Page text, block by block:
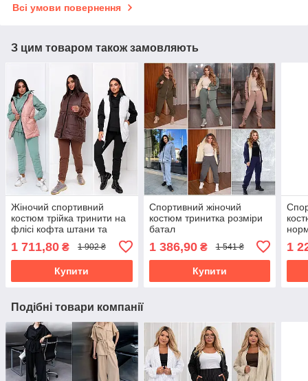
Всі умови повернення
З цим товаром також замовляють
Жіночий спортивний
костюм трійка тринити на
флісі кофта штани та
жилет силікон напівбатал
та батал
1 711,80 ₴ 1 902 ₴
Купити
Спортивний жіночий
костюм тринитка розміри
батал
1 386,90₴ 1 541 ₴
Купити
1
Подібні товари компанії